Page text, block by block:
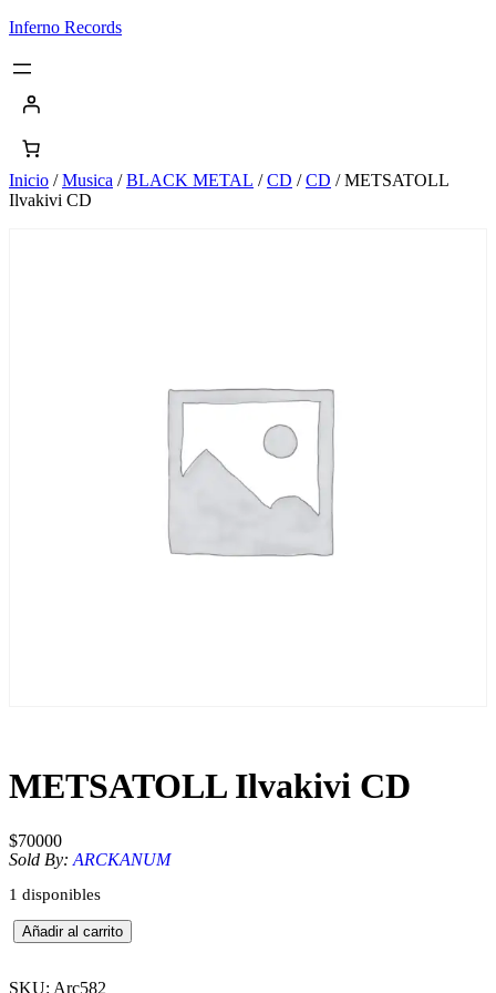
Saltar
contenido
Inferno Records
Inicio /Musica /BLACK METAL /CD /CD / METSATOLL
Ilvakivi CD
METSATOLL Ilvakivi CD
$70000
Sold By: ARCKANUM
1 disponibles
M
E
S
Añadir al carrito
SKU: Arc582